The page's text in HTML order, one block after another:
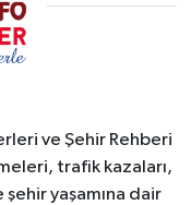
ve Şehir Rehberi
trafik kazaları,
yaşamına dair